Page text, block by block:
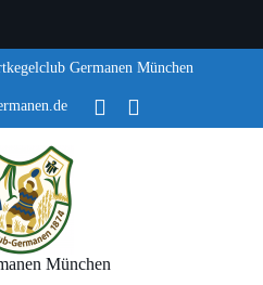
Germanen München
München